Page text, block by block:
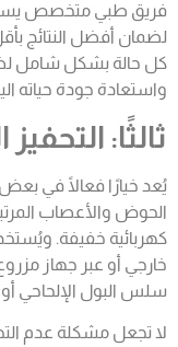
فريق طبي متخصص
لضمان أفضل النتائج
كل حالة بشكل شامل
واستعادة جودة حياته
ثالثًا:
يُعد خيارًا فعالًا في
الحوض والأعصاب
كهربائية خفيفة.
خارجي أو عبر جهاز
سلس البول الإلحاحي
لا تجعل مشكلة عدم